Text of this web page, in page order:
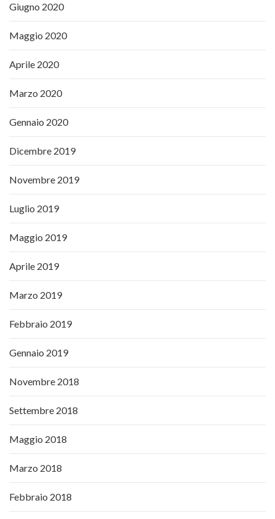
Giugno 2020
Maggio 2020
Aprile 2020
Marzo 2020
Gennaio 2020
Dicembre 2019
Novembre 2019
Luglio 2019
Maggio 2019
Aprile 2019
Marzo 2019
Febbraio 2019
Gennaio 2019
Novembre 2018
Settembre 2018
Maggio 2018
Marzo 2018
Febbraio 2018